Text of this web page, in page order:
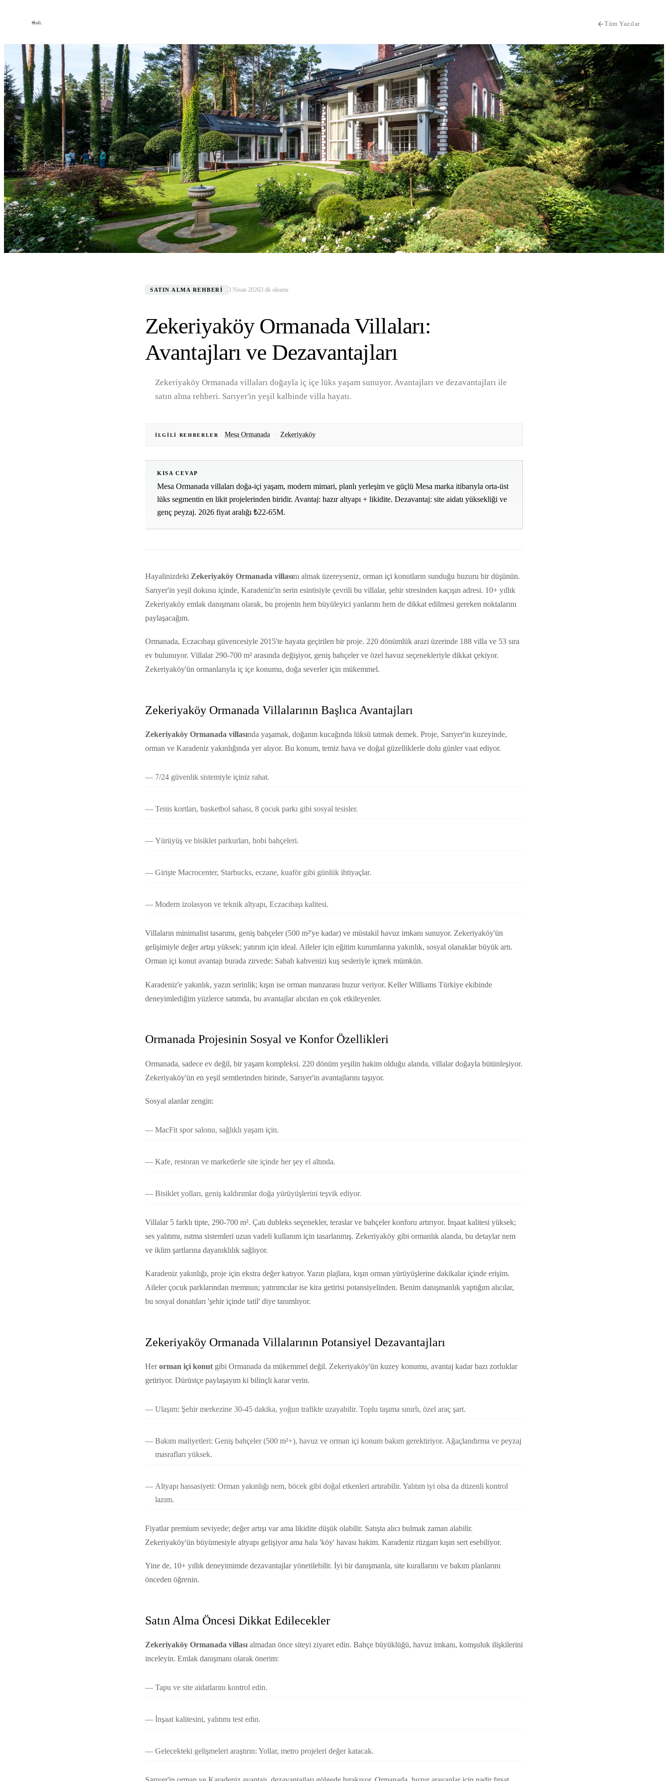
Tüm Yazılar
SATIN ALMA REHBERI 3 Nisan 20263 dk okuma
Zekeriyaköy Ormanada Villaları:
Avantajları ve Dezavantajları
Zekeriyaköy Ormanada villaları doğayla iç içe lüks yaşam sunuyor. Avantajları ve dezavantajları ile
satın alma rehberi. Sarıyer'in yeşil kalbinde villa hayatı.
İLGILI REHBERLER Mesa Ormanada · Zekeriyaköy
KISA CEVAP
Mesa Ormanada villaları doğa-içi yaşam, modern mimari, planlı yerleşim ve güçlü Mesa marka itibarıyla orta-üst
lüks segmentin en likit projelerinden biridir. Avantaj: hazır altyapı + likidite. Dezavantaj: site aidatı yüksekliği ve
genç peyzaj. 2026 fiyat aralığı ₺22-65M.
Hayalinizdeki Zekeriyaköy Ormanada villasını almak üzereyseniz, orman içi konutların sunduğu huzuru bir düşünün.
Sarıyer'in yeşil dokusu içinde, Karadeniz'in serin esintisiyle çevrili bu villalar, şehir stresinden kaçışın adresi. 10+ yıllık
Zekeriyaköy emlak danışmanı olarak, bu projenin hem büyüleyici yanlarını hem de dikkat edilmesi gereken noktalarını
paylaşacağım.
Ormanada, Eczacıbaşı güvencesiyle 2015'te hayata geçirilen bir proje. 220 dönümlük arazi üzerinde 188 villa ve 53 sıra
ev bulunuyor. Villalar 290-700 m² arasında değişiyor, geniş bahçeler ve özel havuz seçenekleriyle dikkat çekiyor.
Zekeriyaköy'ün ormanlarıyla iç içe konumu, doğa severler için mükemmel.
Zekeriyaköy Ormanada Villalarının Başlıca Avantajları
Zekeriyaköy Ormanada villasında yaşamak, doğanın kucağında lüksü tatmak demek. Proje, Sarıyer'in kuzeyinde,
orman ve Karadeniz yakınlığında yer alıyor. Bu konum, temiz hava ve doğal güzelliklerle dolu günler vaat ediyor.
7/24 güvenlik sistemiyle içiniz rahat.
Tenis kortları, basketbol sahası, 8 çocuk parkı gibi sosyal tesisler.
Yürüyüş ve bisiklet parkurları, hobi bahçeleri.
Girişte Macrocenter, Starbucks, eczane, kuaför gibi günlük ihtiyaçlar.
Modern izolasyon ve teknik altyapı, Eczacıbaşı kalitesi.
Villaların minimalist tasarımı, geniş bahçeler (500 m²'ye kadar) ve müstakil havuz imkanı sunuyor. Zekeriyaköy'ün
gelişimiyle değer artışı yüksek; yatırım için ideal. Aileler için eğitim kurumlarına yakınlık, sosyal olanaklar büyük artı.
Orman içi konut avantajı burada zirvede: Sabah kahvenizi kuş sesleriyle içmek mümkün.
Karadeniz'e yakınlık, yazın serinlik; kışın ise orman manzarası huzur veriyor. Keller Williams Türkiye ekibinde
deneyimlediğim yüzlerce satımda, bu avantajlar alıcıları en çok etkileyenler.
Ormanada Projesinin Sosyal ve Konfor Özellikleri
Ormanada, sadece ev değil, bir yaşam kompleksi. 220 dönüm yeşilin hakim olduğu alanda, villalar doğayla bütünleşiyor.
Zekeriyaköy'ün en yeşil semtlerinden birinde, Sarıyer'in avantajlarını taşıyor.
Sosyal alanlar zengin:
MacFit spor salonu, sağlıklı yaşam için.
Kafe, restoran ve marketlerle site içinde her şey el altında.
Bisiklet yolları, geniş kaldırımlar doğa yürüyüşlerini teşvik ediyor.
Villalar 5 farklı tipte, 290-700 m². Çatı dubleks seçenekler, teraslar ve bahçeler konforu artırıyor. İnşaat kalitesi yüksek;
ses yalıtımı, ısıtma sistemleri uzun vadeli kullanım için tasarlanmış. Zekeriyaköy gibi ormanlık alanda, bu detaylar nem
ve iklim şartlarına dayanıklılık sağlıyor.
Karadeniz yakınlığı, proje için ekstra değer katıyor. Yazın plajlara, kışın orman yürüyüşlerine dakikalar içinde erişim.
Aileler çocuk parklarından memnun; yatırımcılar ise kira getirisi potansiyelinden. Benim danışmanlık yaptığım alıcılar,
bu sosyal donatıları 'şehir içinde tatil' diye tanımlıyor.
Zekeriyaköy Ormanada Villalarının Potansiyel Dezavantajları
Herorman içi konut gibi Ormanada da mükemmel değil. Zekeriyaköy'ün kuzey konumu, avantaj kadar bazı zorluklar
getiriyor. Dürüstçe paylaşayım ki bilinçli karar verin.
Ulaşım: Şehir merkezine 30-45 dakika, yoğun trafikte uzayabilir. Toplu taşıma sınırlı, özel araç şart.
Bakım maliyetleri: Geniş bahçeler (500 m²+), havuz ve orman içi konum bakım gerektiriyor. Ağaçlandırma ve peyzaj
masrafları yüksek.
Altyapı hassasiyeti: Orman yakınlığı nem, böcek gibi doğal etkenleri artırabilir. Yalıtım iyi olsa da düzenli kontrol
lazım.
Fiyatlar premium seviyede; değer artışı var ama likidite düşük olabilir. Satışta alıcı bulmak zaman alabilir.
Zekeriyaköy'ün büyümesiyle altyapı gelişiyor ama hala 'köy' havası hakim. Karadeniz rüzgarı kışın sert esebiliyor.
Yine de, 10+ yıllık deneyimimde dezavantajlar yönetilebilir. İyi bir danışmanla, site kurallarını ve bakım planlarını
önceden öğrenin.
Satın Alma Öncesi Dikkat Edilecekler
Zekeriyaköy Ormanada villası almadan önce siteyi ziyaret edin. Bahçe büyüklüğü, havuz imkanı, komşuluk ilişkilerini
inceleyin. Emlak danışmanı olarak önerim:
Tapu ve site aidatlarını kontrol edin.
İnşaat kalitesini, yalıtımı test edin.
Gelecekteki gelişmeleri araştırın: Yollar, metro projeleri değer katacak.